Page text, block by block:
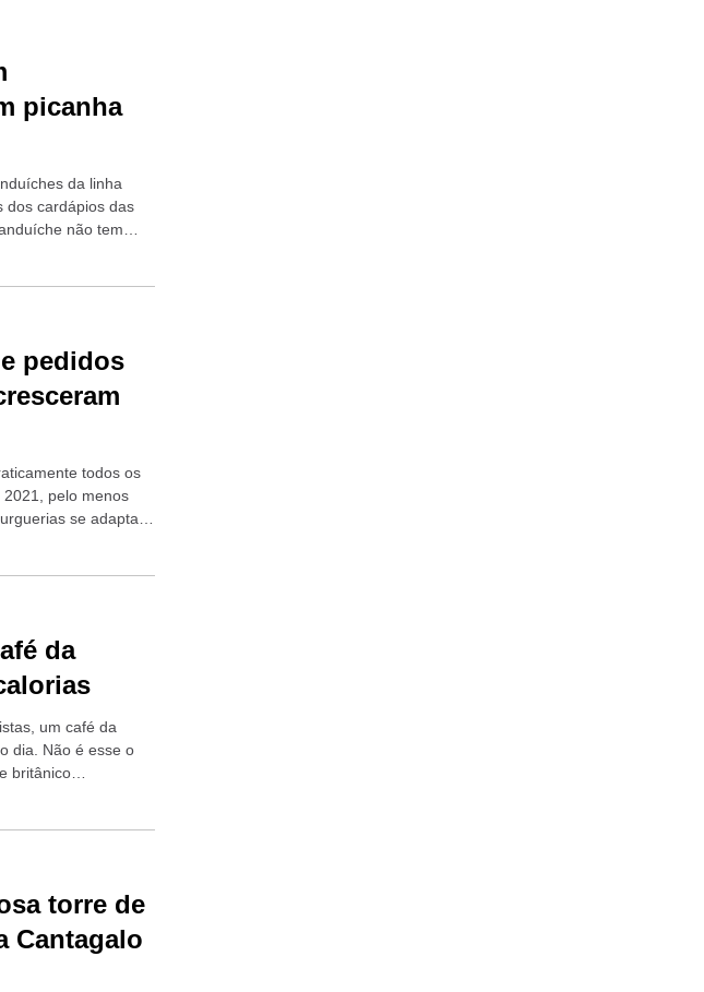
picanha
da linha
dos cardápios das
não tem
pedidos
todos os
pelo menos
se adaptam
da
um café da
dia. Não é esse o
britânico
torre de
Cantagalo